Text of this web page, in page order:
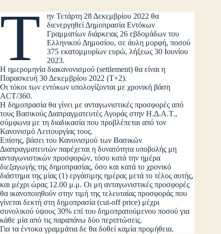
Τ
ην Τετάρτη 28 Δεκεμβρίου 2022 θα
διενεργηθεί Δημοπρασία Εντόκων
Γραμματίων διάρκειας 26 εβδομάδων του
Ελληνικού Δημοσίου, σε άυλη μορφή, ποσού
375 εκατομμυρίων ευρώ, λήξεως 30 Ιουνίου
2023.
Η ημερομηνία διακανονισμού (settlement) θα είναι η
Παρασκευή 30 Δεκεμβρίου 2022 (Τ+2).
Οι τόκοι των εντόκων υπολογίζονται με χρονική βάση
ACT/360.
Η δημοπρασία θα γίνει με ανταγωνιστικές προσφορές από
τους Βασικούς Διαπραγματευτές Αγοράς στην Η.Δ.Α.Τ.,
σύμφωνα με τη διαδικασία που προβλέπεται από τον
Κανονισμό Λειτουργίας τους.
Επίσης, βάσει του Κανονισμού των Βασικών
Διαπραγματευτών παρέχεται η δυνατότητα υποβολής μη
ανταγωνιστικών προσφορών, τόσο κατά την ημέρα
διεξαγωγής της δημοπρασίας, όσο και κατά το χρονικό
διάστημα της μίας (1) εργάσιμης ημέρας μετά το τέλος αυτής,
και μέχρι ώρας 12.00 μ.μ. Οι μη ανταγωνιστικές προσφορές
θα ικανοποιηθούν στην τιμή της τελευταίας προσφοράς που
γίνεται δεκτή στη δημοπρασία (cut-off price) μέχρι
συνολικού ύψους 30% επί του δημοπρατούμενου ποσού για
κάθε μία από τις παραπάνω δύο περιπτώσεις.
Για τα έντοκα γραμμάτια δε θα δοθεί καμία προμήθεια.